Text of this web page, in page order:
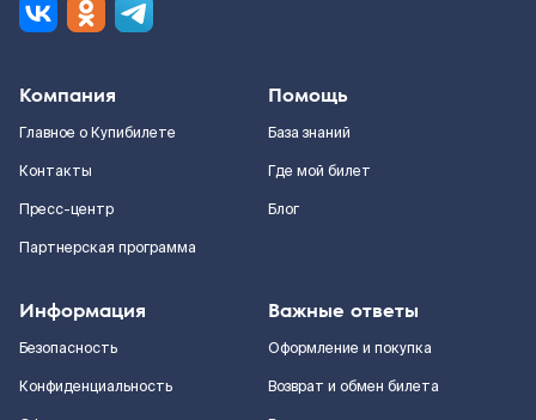
Компания
Главное о Купибилете
Контакты
Пресс-центр
Партнерская программа
Помощь
База знаний
Где мой билет
Блог
Информация
Безопасность
Конфиденциальность
Важные ответы
Оформление и покупка
Возврат и обмен билета